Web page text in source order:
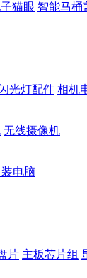
猫眼 智能马桶
光灯配件 相机
无线摄像机
电脑
片 主板芯片组